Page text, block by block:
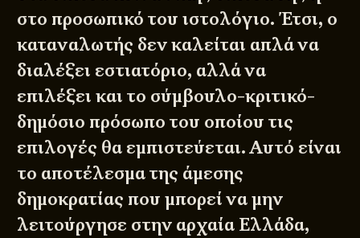
στο προσωπικό του ιστολόγιο. Έτσι, ο
καταναλωτής δεν καλείται απλά να
διαλέξει εστιατόριο, αλλά να
επιλέξει και το σύμβουλο-κριτικό-
δημόσιο πρόσωπο του οποίου τις
επιλογές θα εμπιστεύεται. Αυτό είναι
το αποτέλεσμα της άμεσης
δημοκρατίας που μπορεί να μην
λειτούργησε στην αρχαία Ελλάδα,